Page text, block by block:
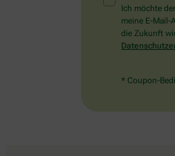
Ich möchte
meine E-Mail-
die Zukunft
* Coupon-